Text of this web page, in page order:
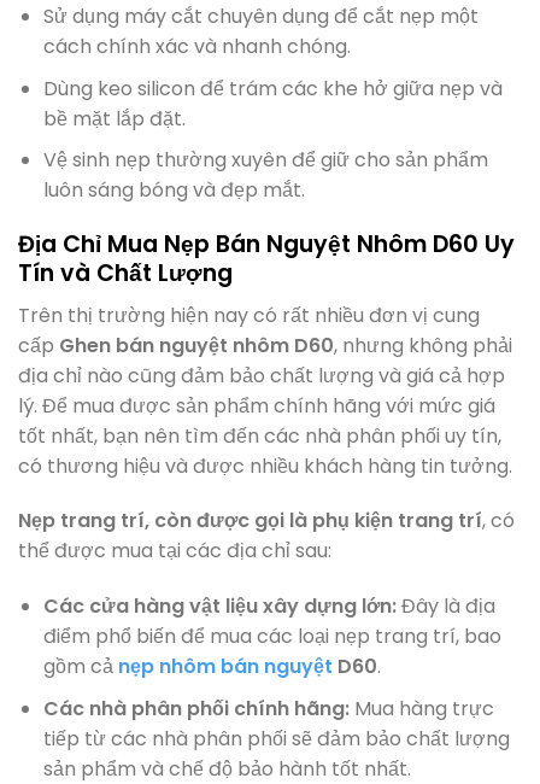
Sử dụng máy cắt chuyên dụng để cắt nẹp một
cách chính xác và nhanh chóng.
Dùng keo silicon để trám các khe hở giữa nẹp và
bề mặt lắp đặt.
Vệ sinh nẹp thường xuyên để giữ cho sản phẩm
luôn sáng bóng và đẹp mắt.
Địa Chỉ Mua Nẹp Bán Nguyệt Nhôm D60 Uy
Tín và Chất Lượng
Trên thị trường hiện nay có rất nhiều đơn vị cung
cấp Ghen bán nguyệt nhôm D60, nhưng không phải
địa chỉ nào cũng đảm bảo chất lượng và giá cả hợp
lý. Để mua được sản phẩm chính hãng với mức giá
tốt nhất, bạn nên tìm đến các nhà phân phối uy tín,
có thương hiệu và được nhiều khách hàng tin tưởng.
Nẹp trang trí, còn được gọi là phụ kiện trang trí, có
thể được mua tại các địa chỉ sau:
Các cửa hàng vật liệu xây dựng lớn:Đây là địa
điểm phổ biến để mua các loại nẹp trang trí, bao
gồm cả nẹp nhôm bán nguyệt D60.
Các nhà phân phối chính hãng:Mua hàng trực
tiếp từ các nhà phân phối sẽ đảm bảo chất lượng
sản phẩm và chế độ bảo hành tốt nhất.